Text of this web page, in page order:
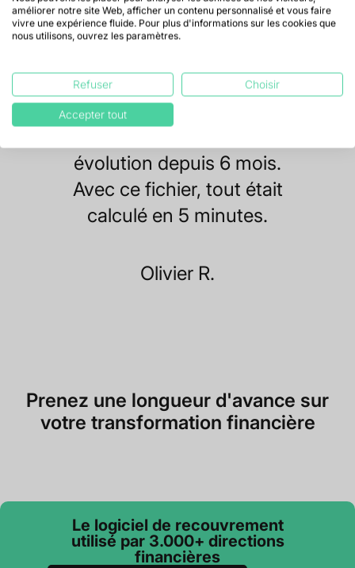
Nous souffrons de plus en
Nous souhaitions donc
calculer notre délai de
évolution depuis 6 mois.
Avec ce fichier, tout était
calculé en 5 minutes.
Olivier R.
Prenez une longueur d'avance sur
votre transformation financière
Le logiciel de recouvrement
utilisé par 3.000+ directions
financières
améliorer notre site Web, afficher un contenu personnalisé et vous faire
vivre une expérience fluide. Pour plus d'informations sur les cookies que
nous utilisons, ouvrez les paramètres.
Refuser Choisir
Accepter tout